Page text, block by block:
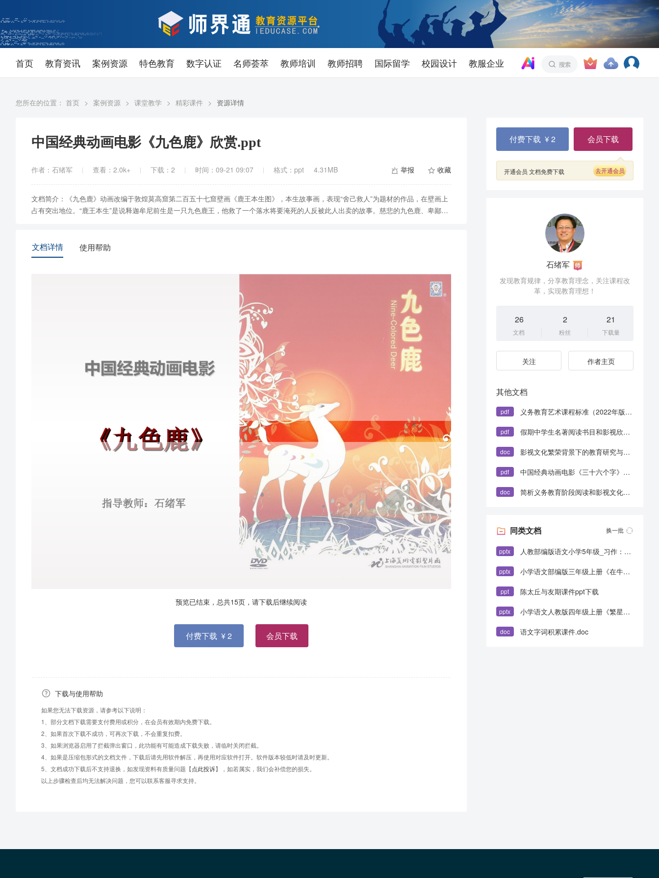
首页 教育资讯 案例资源 特色教育 数字认证 名师荟萃 教师培训 教师招聘 国际留学 校园设计 教服企业
您所在的位置： 首页 > 案例资源 > 课堂教学 > 精彩课件 > 资源详情
中国经典动画电影《九色鹿》欣赏.ppt
作者：石绪军 查看： 2.0k+ 下载： 2 时间：09-21 09:07 格式：ppt 4.31MB 举报 收藏
文档简介：《九色鹿》动画改编于敦煌莫高窟第二百五十七窟壁画《鹿王本生图》，本生故事画，表现“舍己救人”为题材的作品，在壁画上
占有突出地位。“鹿王本生”是说释迦牟尼前生是一只九色鹿王，他救了一个落水将要淹死的人反被此人出卖的故事。慈悲的九色鹿、卑鄙的
文档详情 使用帮助
预览已结束， 总共15页， 请下载后继续阅读
付费下载 ¥ 2 会员下载
下载与使用帮助
如果您无法下载资源，请参考以下说明：
1、部分文档下载需要支付费用或积分，在会员有效期内免费下载。
2、如果首次下载不成功，可再次下载，不会重复扣费。
3、如果浏览器启用了拦截弹出窗口，此功能有可能造成下载失败，请临时关闭拦截。
4、如果是压缩包形式的文档文件，下载后请先用软件解压，再使用对应软件打开。软件版本较低时请及时更新。
5、文档成功下载后不支持退换，如发现资料有质量问题【点此投诉】，如若属实，我们会补偿您的损失。
以上步骤检查后均无法解决问题，您可以联系客服寻求支持。
付费下载 ¥ 2 会员下载
开通会员 文档免费下载 去开通会员
石绪军
发现教育规律，分享教育理念，关注课程改
革，实现教育理想！
26
文档
2
粉丝
21
下载量
关注 作者主页
其他文档
pdf 义务教育艺术课程标准（2022年版）.pdf
pdf 假期中学生名著阅读书目和影视欣赏片目指南（高中部分）.pdf
doc 影视文化繁荣背景下的教育研究与课程实践.doc
pdf 中国经典动画电影《三十六个字》欣赏指南.pdf
doc 简析义务教育阶段阅读和影视文化教育课程的实施背景和理论基础.doc
同类文档 换一批
pptx 人教部编版语文小学5年级_习作：介绍一种事物_精选 介绍一种事物（教学课件）2.pptx
pptx 小学语文部编版三年级上册《在牛肚子里旅行》教育教学课件.pptx
ppt 陈太丘与友期课件ppt下载
pptx 小学语文人教版四年级上册《繁星》教育教学课件.pptx
doc 语文字词积累课件.doc